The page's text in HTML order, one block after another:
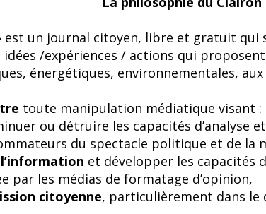
est un journal citoyen, libre et gratuit qui
idées /expériences / actions qui
énergétiques, environnementales,
toute manipulation médiatique visant :
ou détruire les capacités d’analyse
du spectacle politique et de la
et développer les capacités
par les médias de formatage d’opinion,
citoyenne, particulièrement dans le